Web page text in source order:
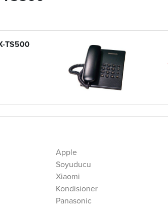
TS500
Apple
Soyuducu
Xiaomi
Kondisioner
Panasonic